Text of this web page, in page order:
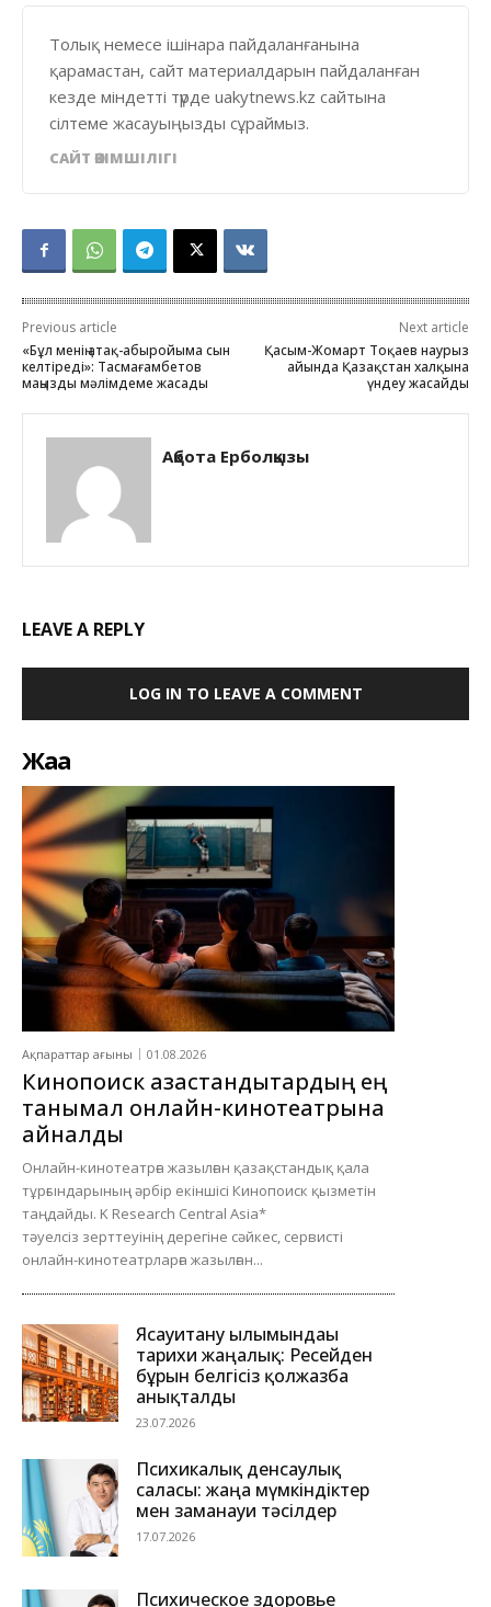
Толық немесе ішінара пайдаланғанына
қарамастан, сайт материалдарын пайдаланған
кезде міндетті түрде uakytnews.kz сайтына
сілтеме жасауыңызды сұраймыз.
САЙТ ӘКІМШІЛІГІ
Previous article
«Бұл менің атақ-абыройыма сын
келтіреді»: Тасмағамбетов
маңызды мәлімдеме жасады
Next article
Қасым-Жомарт Тоқаев наурыз
айында Қазақстан халқына
үндеу жасайды
Ақбота Ерболқызы
LEAVE A REPLY
LOG IN TO LEAVE A COMMENT
Жаңа
Ақпараттар ағыны 01.08.2026
Кинопоиск қазақстандықтардың ең
танымал онлайн-кинотеатрына
айналды
Онлайн-кинотеатрға жазылған қазақстандық қала
тұрғындарының әрбір екіншісі Кинопоиск қызметін
таңдайды. K Research Central Asia*
тәуелсіз зерттеуінің дерегіне сәйкес, сервисті
онлайн-кинотеатрларға жазылған...
Ясауитану ғылымындағы
тарихи жаңалық: Ресейден
бұрын белгісіз қолжазба
анықталды
23.07.2026
Психикалық денсаулық
саласы: жаңа мүмкіндіктер
мен заманауи тәсілдер
17.07.2026
Психическое здоровье